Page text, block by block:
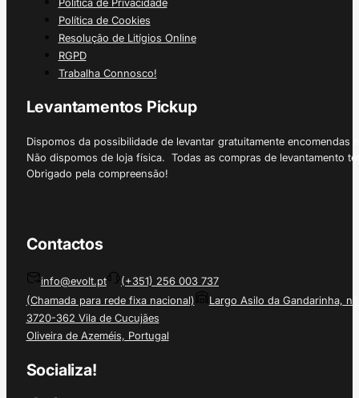
Política de Cookies
Resolução de Litígios Online
RGPD
Trabalha Connosco!
Levantamentos Pickup
Dispomos da possibilidade de levantar gratuitamente
Não dispomos de loja física. Todas as compras de levantamento
Obrigado pela compreensão!
Contactos
info@evolt.pt
(+351) 256 003 737
(Chamada para rede fixa nacional)
Largo Asilo da Gandarinha, nº
3720-362 Vila de Cucujães
Oliveira de Azeméis, Portugal
Socializa!